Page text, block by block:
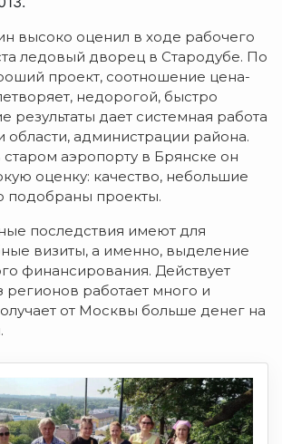
высоко оценил в ходе рабочего
ледовый дворец в Стародубе. По
проект, соотношение цена-
недорогой, быстро
результаты дает системная работа
области, администрации района.
аэропорту в Брянске он
оценку: качество, небольшие
подобраны проекты.
последствия имеют для
визиты, а именно, выделение
финансирования. Действует
регионов работает много и
от Москвы больше денег на